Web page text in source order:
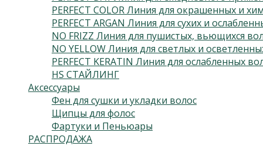
PERFECT COLOR Линия для окрашенных и
PERFECT ARGAN Линия для сухих и
NO FRIZZ Линия для пушистых, вьющихся
NO YELLOW Линия для светлых и
PERFECT KERATIN Линия для ослабленных
HS СТАЙЛИНГ
Аксессуары
Фен для сушки и укладки волос
Щипцы для фолос
Фартуки и Пеньюары
РАСПРОДАЖА